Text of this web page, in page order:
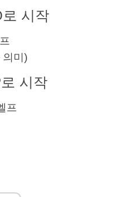
로 시작
의미)
시작
프